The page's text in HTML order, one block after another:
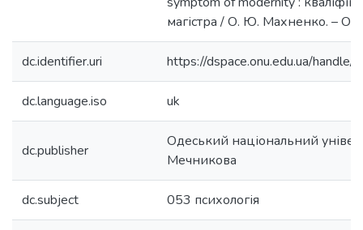
магістра / О. Ю. Махненко. –
dc.identifier.uri https://dspace.onu.edu.ua/
dc.language.iso uk
dc.publisher
Одеський національний
Мечникова
dc.subject 053 психологія